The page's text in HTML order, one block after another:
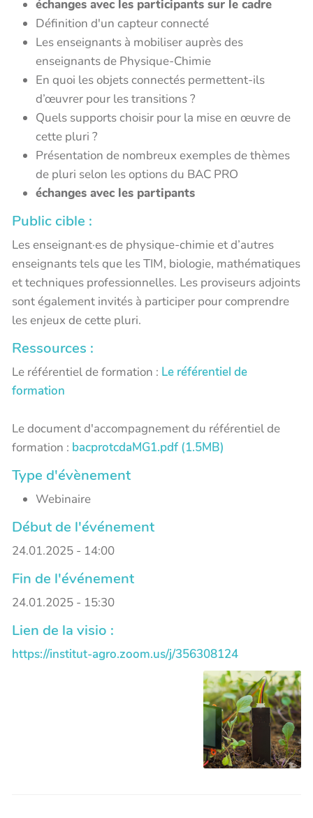
échanges avec les participants sur le cadre
Définition d'un capteur connecté
Les enseignants à mobiliser auprès des
enseignants de Physique-Chimie
En quoi les objets connectés permettent-ils
d’œuvrer pour les transitions ?
Quels supports choisir pour la mise en œuvre de
cette pluri ?
Présentation de nombreux exemples de thèmes
de pluri selon les options du BAC PRO
échanges avec les partipants
Public cible :
Les enseignant·es de physique-chimie et d’autres
enseignants tels que les TIM, biologie, mathématiques
et techniques professionnelles. Les proviseurs adjoints
sont également invités à participer pour comprendre
les enjeux de cette pluri.
Ressources :
Le référentiel de formation : Le référentiel de
formation
Le document d'accompagnement du référentiel de
formation : bacprotcdaMG1.pdf (1.5MB)
Type d'évènement
Webinaire
Début de l'événement
24.01.2025 - 14:00
Fin de l'événement
24.01.2025 - 15:30
Lien de la visio :
https://institut-agro.zoom.us/j/356308124